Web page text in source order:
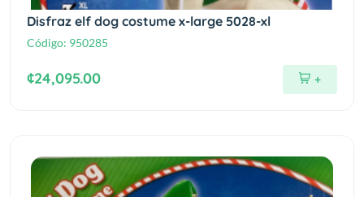
Disfraz elf dog costume x-large 5028-xl
Código: 950285
¢24,095.00 +